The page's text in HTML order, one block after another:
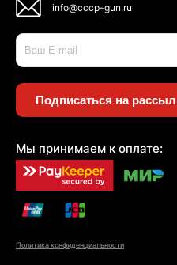
info@cccp-gun.ru
Подписаться на
Мы принимаем к оплате:
Политика конфиденциальности